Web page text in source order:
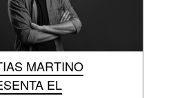
MARTINO
EL